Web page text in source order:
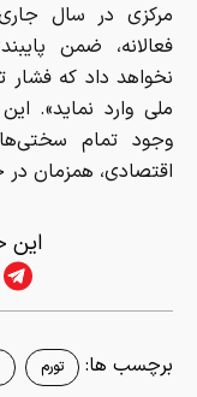
این
برچسب ها: تورم